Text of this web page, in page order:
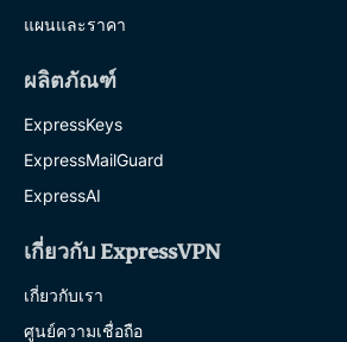
แผนและราคา
ผลิตภัณฑ์
ExpressKeys
ExpressMailGuard
ExpressAI
เกี่ยวกับ ExpressVPN
เกี่ยวกับเรา
ศูนย์ความเชื่อถือ